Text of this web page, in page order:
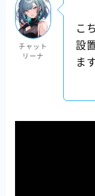
チャット
リーナ
こ
設
ま